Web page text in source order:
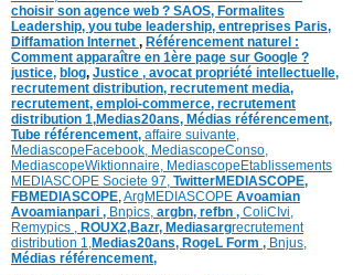
choisir son agence web ? SAOS, Formalites
Leadership, you tube leadership, entreprises Paris,
Diffamation Internet , Référencement naturel :
Comment apparaître en 1ère page sur Google ?
justice, blog, Justice , avocat propriété intellectuelle,
recrutement distribution, recrutement media,
recrutement, emploi-commerce, recrutement
distribution 1,Medias20ans, Médias référencement,
Tube référencement, affaire suivante,
MediascopeFacebook, MediascopeConso,
MediascopeWiktionnaire, MediascopeEtablissements
MEDIASCOPE Societe 97, TwitterMEDIASCOPE,
FBMEDIASCOPE ArgMEDIASCOPE Avoamian
Avoamianpari , Bnpics, argbn, refbn , ColiCIvi,
Remypics , ROUX2,Bazr, Mediasargrecrutement
distribution 1, Medias20ans, RogeL Form , Bnjus,
Médias référencement,